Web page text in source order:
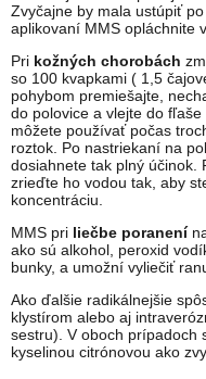
Zvyčajne by mala ustúpiť
aplikovaní MMS opláchnite
Pri kožných chorobách
so 100 kvapkami ( 1,5
pohybom premiešajte,
do polovice a vlejte do
môžete používať počas
roztok. Po nastriekaní na
dosiahnete tak plný účinok.
zrieďte ho vodou tak, aby
koncentráciu.
MMS pri liečbe poranení
ako sú alkohol, peroxid
bunky, a umožní vyliečiť
Ako ďalšie radikálnejšie
klystírom alebo aj
sestru). V oboch prípadoch
kyselinou citrónovou ako